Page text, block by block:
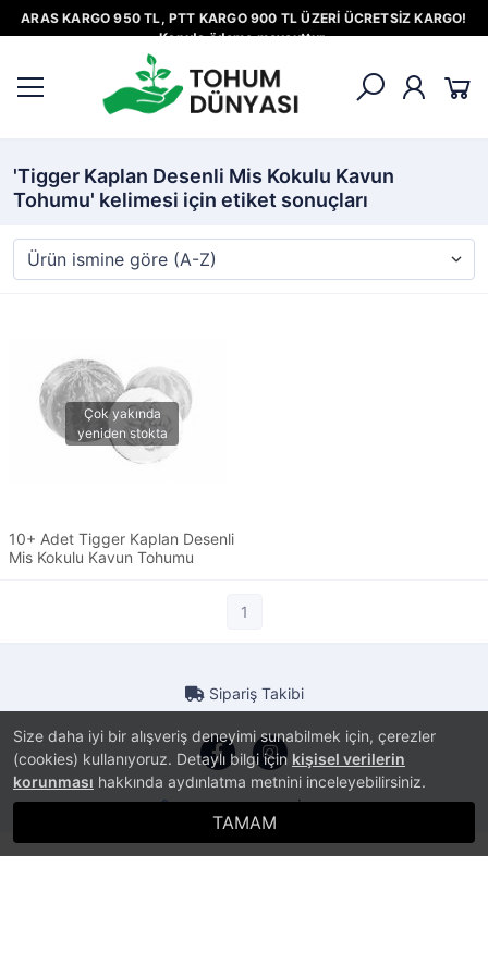
ARAS KARGO 950 TL, PTT KARGO 900 TL ÜZERİ ÜCRETSİZ KARGO!
Kapıda ödeme mevcuttur.
Size daha iyi bir alışveriş deneyimi sunabilmek için, çerezler
(cookies) kullanıyoruz. Detaylı bilgi için kişisel verilerin
korunması hakkında aydınlatma metnini inceleyebilirsiniz.
TAMAM
'Tigger Kaplan Desenli Mis Kokulu Kavun
Tohumu' kelimesi için etiket sonuçları
10+ Adet Tigger Kaplan Desenli
Mis Kokulu Kavun Tohumu
1
Sipariş Takibi
PlatinMarket®E-Ticaret Sistemiİle Hazırlanmıştır.